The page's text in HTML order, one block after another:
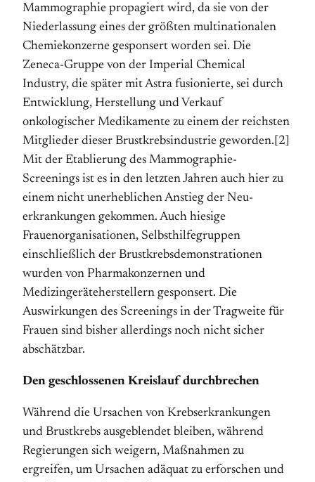
Mammo­graphie propagiert wird, da sie von der
Niederlassung eines der größten multinationalen
Chemiekonzerne ge­sponsert worden sei. Die
Zeneca-Gruppe von der Imperial Chemical
Industry, die später mit Astra fusionierte, sei durch
Entwicklung, Herstellung und Verkauf
onkologischer Medikamente zu einem der reichsten
Mitglieder dieser Brustkrebsindustrie geworden.[2]
Mit der Etablierung des Mammographie-
Screenings ist es in den letzten Jahren auch hier zu
einem nicht unerheblichen Anstieg der Neu­
erkrankungen gekommen. Auch hiesige
Frauenorganisa­tionen, Selbsthilfegruppen
einschließlich der Brustkrebs­demonstrationen
wurden von Pharmakonzernen und
Medizingeräteherstellern gesponsert. Die
Auswirkungen des Screenings in der Tragweite für
Frauen sind bisher allerdings noch nicht sicher
abschätzbar.
Den geschlossenen Kreislauf durchbrechen
Während die Ursachen von Krebserkrankungen
und Brustkrebs ausgeblendet bleiben, während
Regierungen sich weigern, Maßnahmen zu
ergreifen, um Ursachen adäquat zu erforschen und